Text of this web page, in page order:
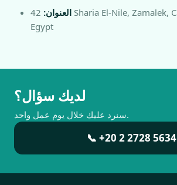
العنوان: 42 Sharia El-Nile, Zamalek, Cairo 11211,
Egypt
لديك سؤال؟
سنرد عليك خلال يوم عمل واحد.
📞 +20 2 2728 5634